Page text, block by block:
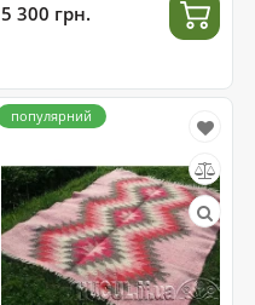
5 300 грн.
популярний